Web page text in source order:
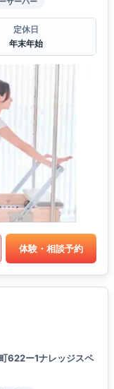
定休日
年末年始
体験・相談予約
622ー1ナレッジスペ